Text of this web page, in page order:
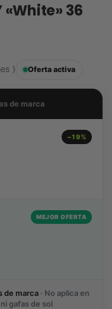
«White» 36
) Oferta activa
de marca
−19%
MEJOR OFERTA
de marca · No aplica en
gafas de sol